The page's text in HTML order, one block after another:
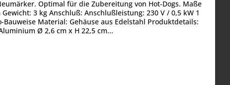
Optimal für die Zubereitung von Hot-Dogs. Maße
3 kg Anschluß: Anschlußleistung: 230 V / 0,5 kW 1
Bauweise Material: Gehäuse aus Edelstahl Produktdetails:
Ø 2,6 cm x H 22,5 cm...